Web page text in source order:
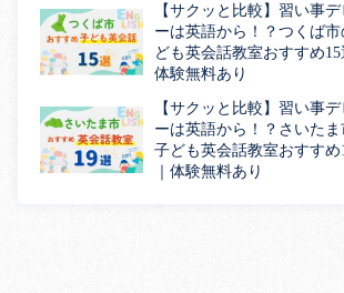
【サクッと比較】習い事デ
ーは英語から！？つくば市
ども英会話教室おすすめ15
体験無料あり
【サクッと比較】習い事デ
ーは英語から！？さいたま
子ども英会話教室おすすめ
｜体験無料あり